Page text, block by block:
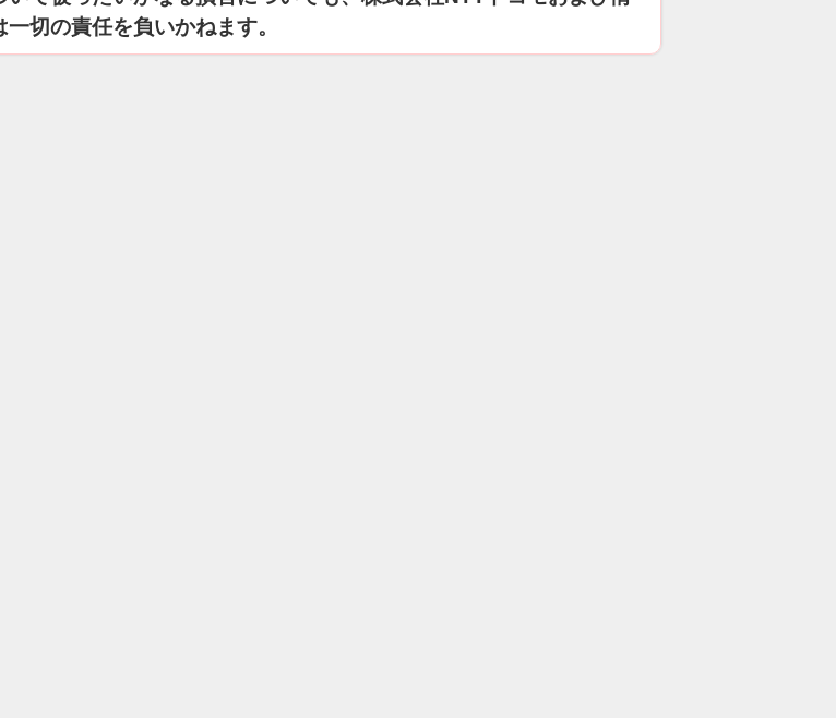
切の責任を負いかねます。